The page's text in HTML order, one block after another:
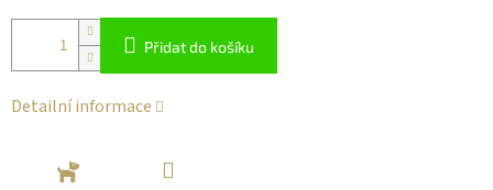
Přidat do košíku
Detailní informace